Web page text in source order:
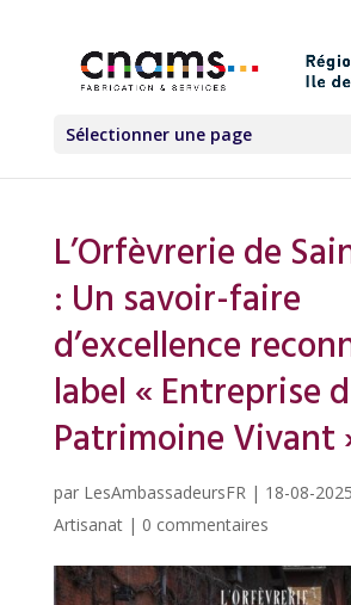
Sélectionner une page
L’Orfèvrerie de
: Un savoir-faire
d’excellence
label « Entreprise
Patrimoine Vivant
par LesAmbassadeursFR| 18-08-2025
Artisanat| 0 commentaires